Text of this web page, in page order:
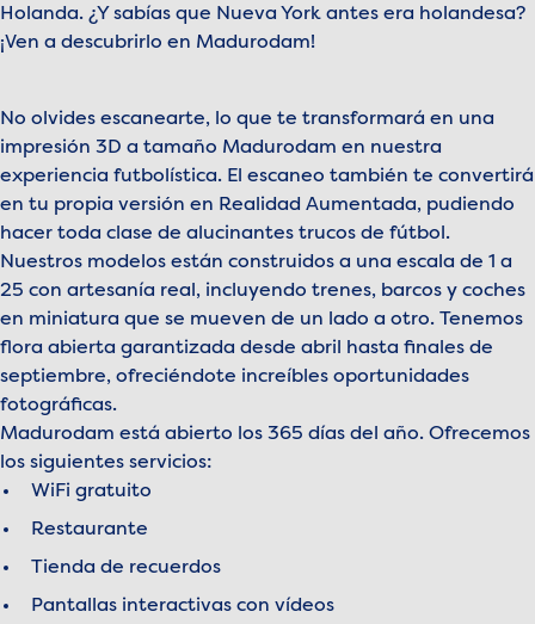
Holanda. ¿Y sabías que Nueva York antes era holandesa?
¡Ven a descubrirlo en Madurodam!
No olvides escanearte, lo que te transformará en una
impresión 3D a tamaño Madurodam en nuestra
experiencia futbolística. El escaneo también te convertirá
en tu propia versión en Realidad Aumentada, pudiendo
hacer toda clase de alucinantes trucos de fútbol.
Nuestros modelos están construidos a una escala de 1 a
25 con artesanía real, incluyendo trenes, barcos y coches
en miniatura que se mueven de un lado a otro. Tenemos
flora abierta garantizada desde abril hasta finales de
septiembre, ofreciéndote increíbles oportunidades
fotográficas.
Madurodam está abierto los 365 días del año. Ofrecemos
los siguientes servicios:
WiFi gratuito
Restaurante
Tienda de recuerdos
Pantallas interactivas con vídeos